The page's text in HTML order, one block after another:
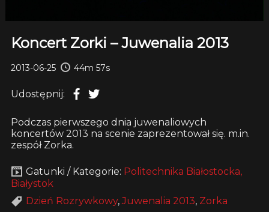
Koncert Zorki – Juwenalia 2013
2013-06-25 44m 57s
Udostępnij:
Podczas pierwszego dnia juwenaliowych
koncertów 2013 na scenie zaprezentował się. m.in.
zespół Zorka.
Gatunki / Kategorie: Politechnika Białostocka,
Białystok
Dzień Rozrywkowy,Juwenalia 2013, Zorka